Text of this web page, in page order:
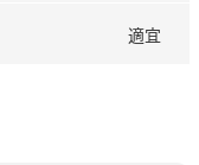
適宜